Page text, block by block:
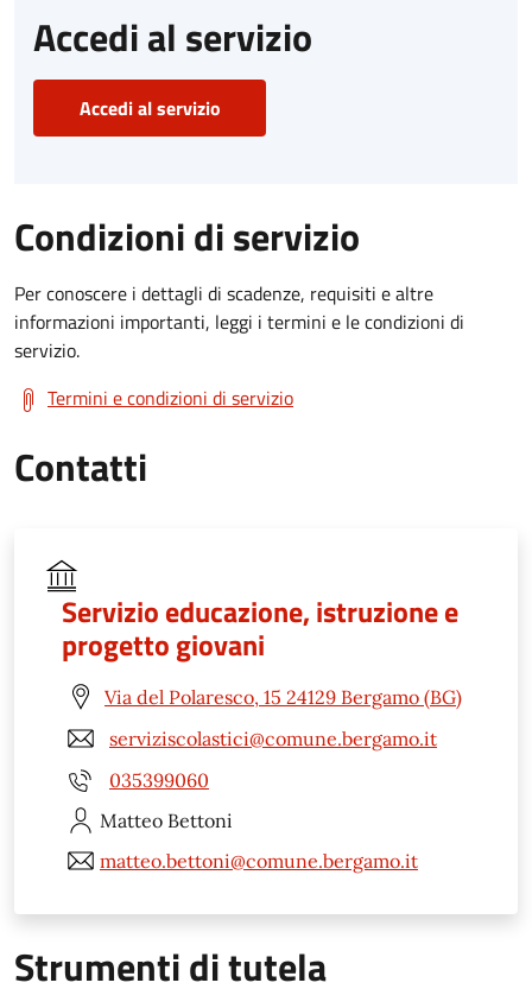
Accedi al servizio
Accedi al servizio
Condizioni di servizio
Per conoscere i dettagli di scadenze, requisiti e altre
informazioni importanti, leggi i termini e le condizioni di
servizio.
Termini e condizioni di servizio
Contatti
Servizio educazione, istruzione e
progetto giovani
Via del Polaresco, 15 24129 Bergamo (BG)
serviziscolastici@comune.bergamo.it
035399060
Matteo Bettoni
matteo.bettoni@comune.bergamo.it
Strumenti di tutela